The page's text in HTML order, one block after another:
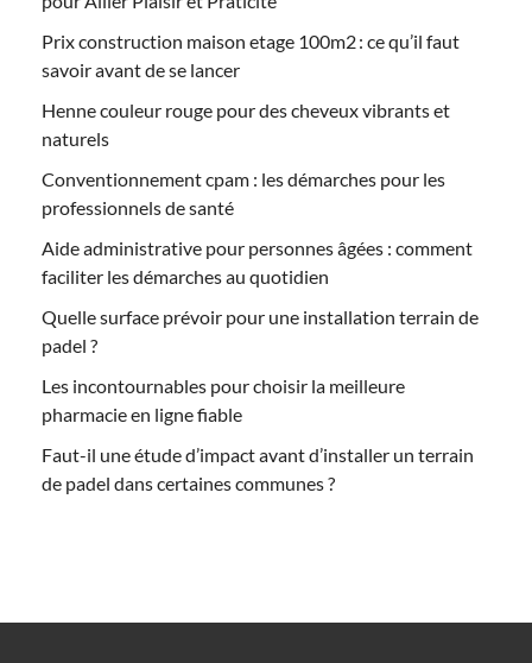
Prix construction maison etage 100m2 : ce qu’il faut
savoir avant de se lancer
Henne couleur rouge pour des cheveux vibrants et
naturels
Conventionnement cpam : les démarches pour les
professionnels de santé
Aide administrative pour personnes âgées : comment
faciliter les démarches au quotidien
Quelle surface prévoir pour une installation terrain de
padel ?
Les incontournables pour choisir la meilleure
pharmacie en ligne fiable
Faut-il une étude d’impact avant d’installer un terrain
de padel dans certaines communes ?